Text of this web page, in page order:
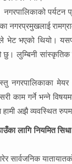
पर्यटन
नगरप्रमुखलाई
भेट भएको थियो।
छु। लुम्बिनी
नगरपालिकाका
काम गर्ने भन्ने
अझै व्यवस्थित
लागि नियमित
सार्वजनिक